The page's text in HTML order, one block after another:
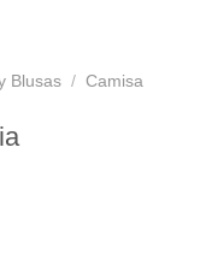
lista de
deseos
Blusas / Camisa